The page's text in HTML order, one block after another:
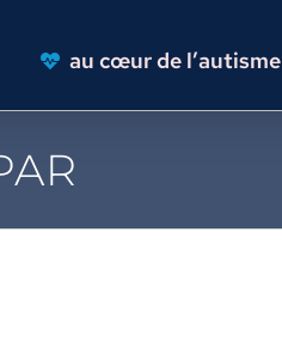
au cœur de l’autisme